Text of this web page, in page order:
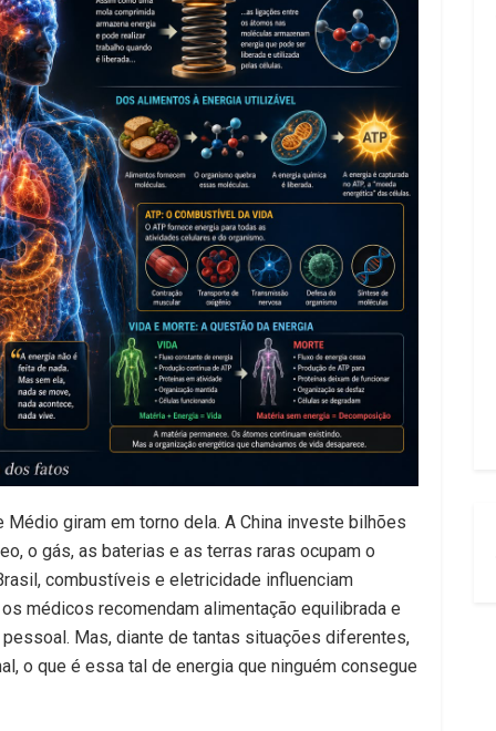
giram em torno dela. A China investe bilhões
o gás, as baterias e as terras raras ocupam o
combustíveis e eletricidade influenciam
médicos recomendam alimentação equilibrada e
Mas, diante de tantas situações diferentes,
o que é essa tal de energia que ninguém consegue